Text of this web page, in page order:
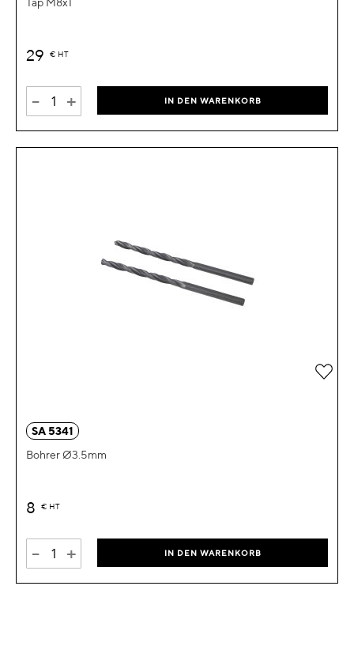
29 € HT
- + IN DEN WARENKORB
SA 5341
Bohrer Ø3.5mm
8 € HT
- + IN DEN WARENKORB
Zur